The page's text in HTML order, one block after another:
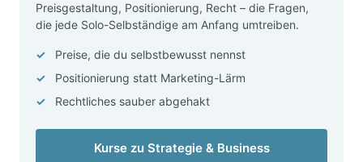
Preisgestaltung, Positionierung, Recht – die Fragen,
die jede Solo-Selbständige am Anfang umtreiben.
Preise, die du selbstbewusst nennst
Positionierung statt Marketing-Lärm
Rechtliches sauber abgehakt
Kurse zu Strategie & Business